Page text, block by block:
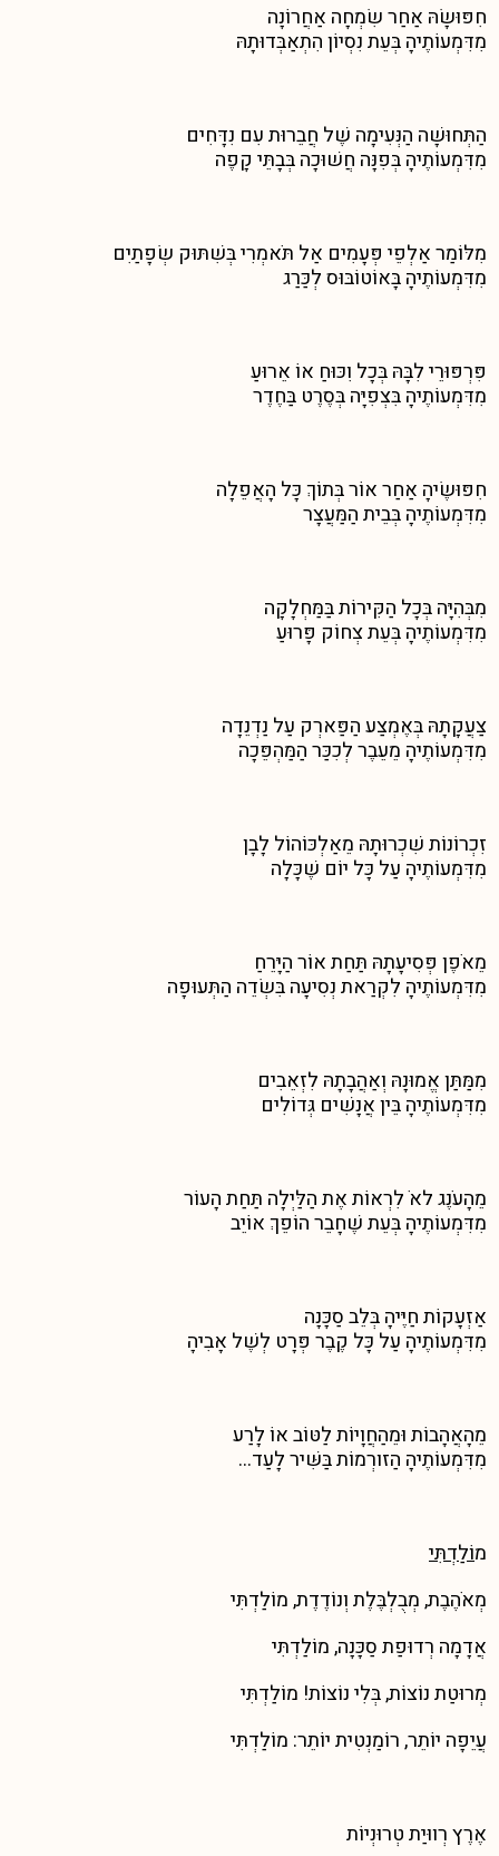
חִפּוּשָׂהּ אַחַר שִׂמְחָה אַחֲרוֹנָה
מִדִּמְעוֹתֶיהָ בְּעֵת נִסְיוֹן הִתְאַבְּדוּתָהּ
הַתְּחוּשָׁה הַנְּעִימָה שֶׁל חֲבֵרוּת עִם נִדָּחִים
מִדִּמְעוֹתֶיהָ בְּפִנָּה חֲשׁוּכָה בְּבָתֵּי קָפֶה
מִלּוֹמַר אַלְפֵי פְּעָמִים אַל תֹּאמְרִי בְּשִׁתּוּק שְׂפָתַיִם
מִדִּמְעוֹתֶיהָ בָּאוֹטוֹבּוּס לְכַּרַג
פִּרְפּוּרֵי לִבָּהּ בְּכָל וִכּוּחַ אוֹ אֵרוּעַ
מִדִּמְעוֹתֶיהָ בִּצְפִיָּה בְּסֶרֶט בַּחֶדֶר
חִפּוּשֶׂיהָ אַחַר אוֹר בְּתוֹךְ כָּל הָאֲפֵלָה
מִדִּמְעוֹתֶיהָ בְּבֵית הַמַּעֲצָר
מִבְּהִיָּה בְּכָל הַקִּירוֹת בַּמַּחְלָקָה
מִדִּמְעוֹתֶיהָ בְּעֵת צְחוֹק פָּרוּעַ
צַעֲקָתָהּ בְּאֶמְצַע הַפַּארְק עַל נַדְנֵדָה
מִדִּמְעוֹתֶיהָ מֵעֵבֶר לְכִכַּר הַמַּהְפֵּכָה
זִכְרוֹנוֹת שִׁכְרוּתָהּ מֵאַלְכּוֹהוֹל לָבָן
מִדִּמְעוֹתֶיהָ עַל כָּל יוֹם שֶׁכָּלָה
מֵאֹפֶן פְּסִיעָתָהּ תַּחַת אוֹר הַיָּרֵחַ
מִדִּמְעוֹתֶיהָ לִקְרַאת נְסִיעָה בִּשְׂדֵה הַתְּעוּפָה
מִמַּתַּן אֱמוּנָהּ וְאַהֲבָתָהּ לִזְאֵבִים
מִדִּמְעוֹתֶיהָ בֵּין אֲנָשִׁים גְּדוֹלִים
מֵהָעֹנֶג לאֹ לִרְאוֹת אֶת הַלַּיְלָה תַּחַת הָעוֹר
מִדִּמְעוֹתֶיהָ בְּעֵת שֶׁחָבֵר הוֹפֵךְ אוֹיֵב
אַזְעָקוֹת חַיֶּיהָ בְּלֵב סַכָּנָה
מִדִּמְעוֹתֶיהָ עַל כָּל קֶבֶר פְּרָט לְשֶׁל אָבִיהָ
מֵהָאֲהָבוֹת וּמֵהַחֲוָיוֹת לַטּוֹב אוֹ לָרַע
מִדִּמְעוֹתֶיהָ הַזורְמוֹת בַּשִּׁיר לָעַד…
מוֹלַדְתִּי
מְאֹהֶבֶת, מְבֻלְבֶּלֶת וְנוֹדֶדֶת, מוֹלַדְתִּי
אֲדָמָה רְדוּפַת סַכָּנָה, מוֹלַדְתִּי
מְרוּטַת נוֹצוֹת, בְּלִי נוֹצוֹת! מוֹלַדְתִּי
עֲיֵפָה יוֹתֵר, רוֹמַנְטִית יוֹתֵר: מוֹלַדְתִּי
אֶרֶץ רְווּיַת טְרוּנְיוֹת